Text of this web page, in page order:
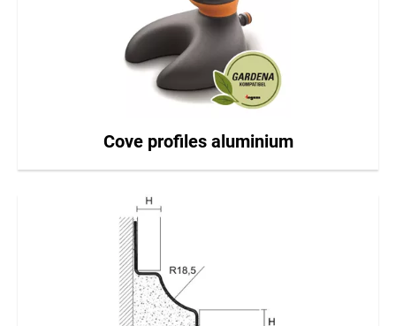
Cove profiles aluminium